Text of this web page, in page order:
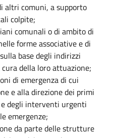
altri comuni, a supporto
colpite;
comunali o di ambito di
forme associative e di
base degli indirizzi
della loro attuazione;
di emergenza di cui
e alla direzione dei primi
e degli interventi urgenti
emergenze;
da parte delle strutture